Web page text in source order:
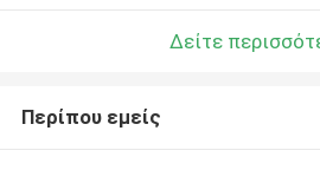
Δείτε
Περίπου εμείς